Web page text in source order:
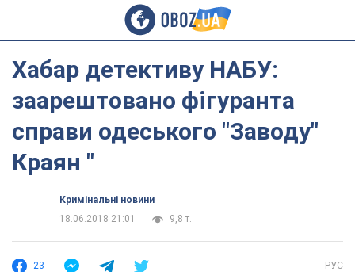
Хабар детективу НАБУ:
заарештовано фігуранта
справи одеського "Заводу"
Краян "
Кримінальні новини
18.06.2018 21:01
9,8 т.
23 РУС